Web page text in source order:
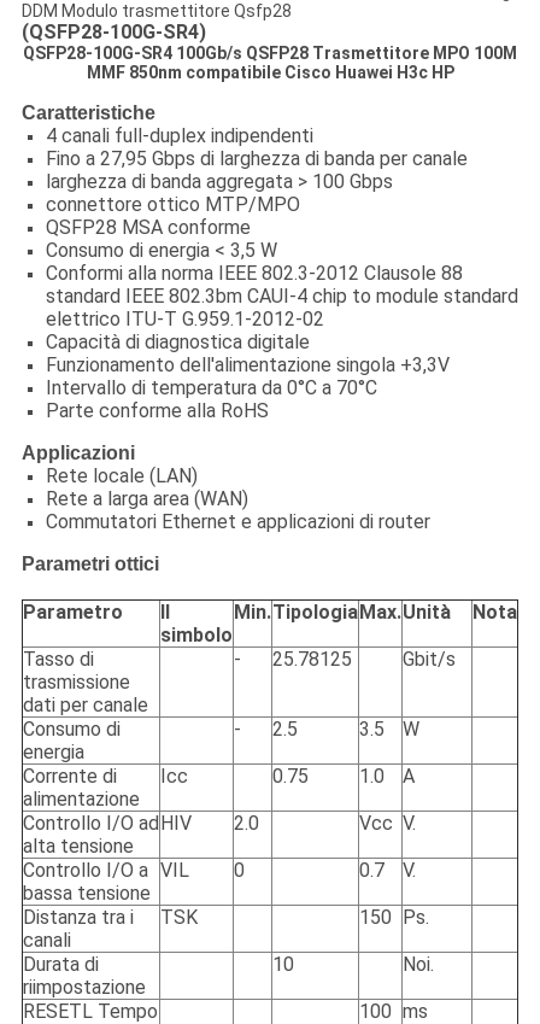
DDM Modulo trasmettitore Qsfp28
(QSFP28-100G-SR4)
QSFP28-100G-SR4 100Gb/s QSFP28 Trasmettitore MPO 100M
MMF 850nm compatibile Cisco Huawei H3c HP
Caratteristiche
4 canali full-duplex indipendenti
Fino a 27,95 Gbps di larghezza di banda per canale
larghezza di banda aggregata > 100 Gbps
connettore ottico MTP/MPO
QSFP28 MSA conforme
Consumo di energia < 3,5 W
Conformi alla norma IEEE 802.3-2012 Clausole 88
standard IEEE 802.3bm CAUI-4 chip to module standard
elettrico ITU-T G.959.1-2012-02
Capacità di diagnostica digitale
Funzionamento dell'alimentazione singola +3,3V
Intervallo di temperatura da 0°C a 70°C
Parte conforme alla RoHS
Applicazioni
Rete locale (LAN)
Rete a larga area (WAN)
Commutatori Ethernet e applicazioni di router
Parametri ottici
Parametro
simbolo
Min.Tipologia Max.Unità Nota
Tasso di
trasmissione
dati per canale
- 25.78125 Gbit/s
Consumo di
energia
- 2.5 3.5 W
Corrente di
alimentazione
Icc 0.75 1.0 A
Controllo I/O ad
alta tensione
HIV 2.0 Vcc V.
Controllo I/O a
bassa tensione
VIL 0 0.7 V.
Distanza tra i
canali
TSK 150 Ps.
Durata di
riimpostazione
10 Noi.
RESETL Tempo
100 ms